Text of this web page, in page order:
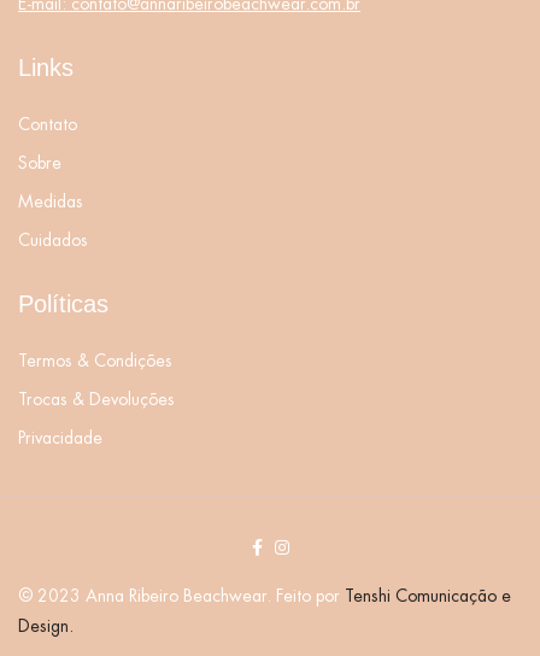
Links
Contato
Sobre
Medidas
Cuidados
Políticas
Termos & Condições
Trocas & Devoluções
Privacidade
© 2023 Anna Ribeiro Beachwear. Feito por Tenshi Comunicação e
Design.